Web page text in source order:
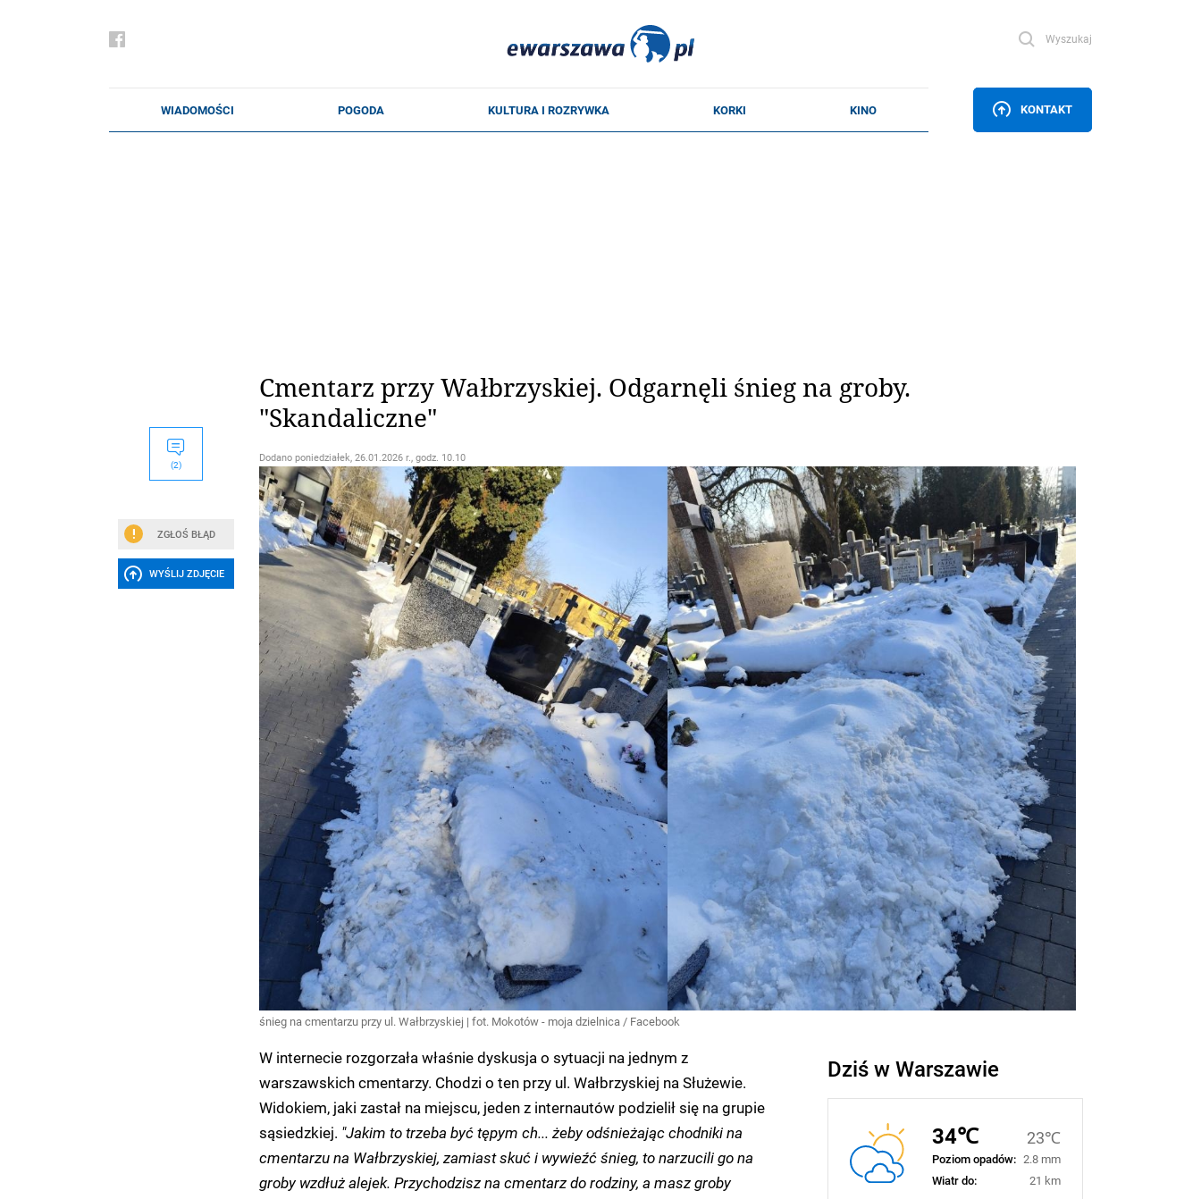
Wyszukaj
KONTAKT
(2)
ZGŁOŚ BŁĄD
WYŚLIJ ZDJĘCIE
Cmentarz przy Wałbrzyskiej. Odgarnęli śnieg na groby.
"Skandaliczne"
Dodano poniedziałek, 26.01.2026 r., godz. 10.10
śnieg na cmentarzu przy ul. Wałbrzyskiej | fot. Mokotów - moja dzielnica / Facebook
W internecie rozgorzała właśnie dyskusja o sytuacji na jednym z
warszawskich cmentarzy. Chodzi o ten przy ul. Wałbrzyskiej na Służewie.
Widokiem, jaki zastał na miejscu, jeden z internautów podzielił się na grupie
sąsiedzkiej. "Jakim to trzeba być tępym ch... żeby odśnieżając chodniki na
cmentarzu na Wałbrzyskiej, zamiast skuć i wywieźć śnieg, to narzucili go na
groby wzdłuż alejek. Przychodzisz na cmentarz do rodziny, a masz groby
Dziś w Warszawie
34℃ 23℃
Poziom opadów: 2.8 mm
Wiatr do:
21 km